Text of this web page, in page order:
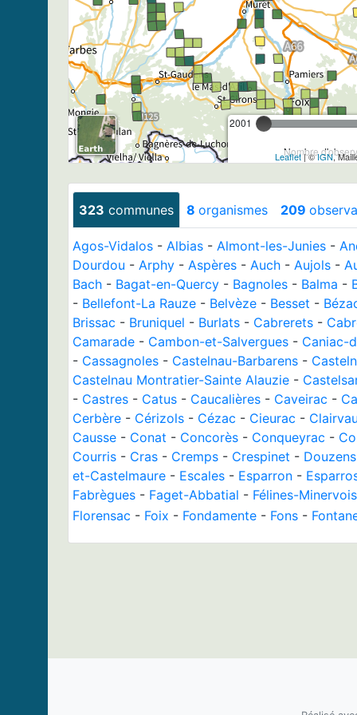
2001
Nombre
Leaflet| ©IGN,
323 communes 8 organismes 209
Agos-Vidalos - Albias - Almont-les-Junies -
Dourdou - Arphy - Aspères - Auch - Aujols -
Bach - Bagat-en-Quercy - Bagnoles - Balma -
- Bellefont-La Rauze - Belvèze - Besset -
Brissac - Bruniquel - Burlats - Cabrerets -
Camarade - Cambon-et-Salvergues - Caniac-
- Cassagnoles - Castelnau-Barbarens -
Castelnau Montratier-Sainte Alauzie -
- Castres - Catus - Caucalières - Caveirac -
Cerbère - Cérizols - Cézac - Cieurac -
Causse - Conat - Concorès - Conqueyrac -
Courris - Cras - Cremps - Crespinet - Douzens
et-Castelmaure - Escales - Esparron -
Fabrègues - Faget-Abbatial - Félines-Minervois
Florensac - Foix - Fondamente - Fons -